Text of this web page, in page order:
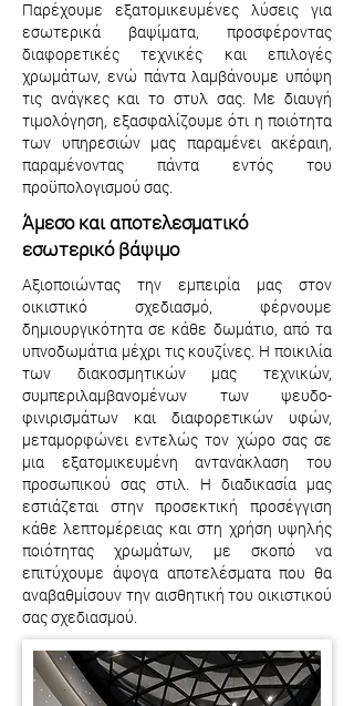
Παρέχουμε εξατομικευμένες λύσεις για
εσωτερικά βαψίματα, προσφέροντας
διαφορετικές τεχνικές και επιλογές
χρωμάτων, ενώ πάντα λαμβάνουμε υπόψη
τις ανάγκες και το στυλ σας. Με διαυγή
τιμολόγηση, εξασφαλίζουμε ότι η ποιότητα
των υπηρεσιών μας παραμένει ακέραιη,
παραμένοντας πάντα εντός του
προϋπολογισμού σας.
Άμεσο και αποτελεσματικό
εσωτερικό βάψιμο
Αξιοποιώντας την εμπειρία μας στον
οικιστικό σχεδιασμό, φέρνουμε
δημιουργικότητα σε κάθε δωμάτιο, από τα
υπνοδωμάτια μέχρι τις κουζίνες. Η ποικιλία
των διακοσμητικών μας τεχνικών,
συμπεριλαμβανομένων των ψευδο-
φινιρισμάτων και διαφορετικών υφών,
μεταμορφώνει εντελώς τον χώρο σας σε
μια εξατομικευμένη αντανάκλαση του
προσωπικού σας στιλ. Η διαδικασία μας
εστιάζεται στην προσεκτική προσέγγιση
κάθε λεπτομέρειας και στη χρήση υψηλής
ποιότητας χρωμάτων, με σκοπό να
επιτύχουμε άψογα αποτελέσματα που θα
αναβαθμίσουν την αισθητική του οικιστικού
σας σχεδιασμού.